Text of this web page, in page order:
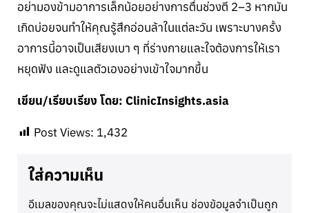
อย่ามองข้ามอาการเล็กน้อยอย่างการตื่นช่วงตี 2–3 หากมัน
เกิดบ่อยจนทำให้คุณรู้สึกอ่อนล้าในแต่ละวัน เพราะบางครั้ง
อาการนี้อาจเป็นเสียงเบา ๆ ที่ร่างกายและใจต้องการให้เรา
หยุดฟัง และดูแลตัวเองอย่างเข้าใจมากขึ้น
เขียน/เรียบเรียง โดย: ClinicInsights.asia
Post Views: 1,432
ใส่ความเห็น
อีเมลของคุณจะไม่แสดงให้คนอื่นเห็น ช่องข้อมูลจำเป็นถูก